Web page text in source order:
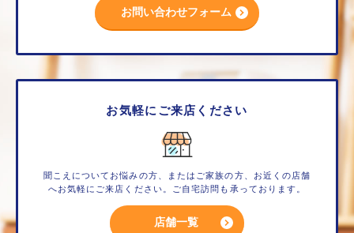
お問い合わせフォーム
お気軽にご来店ください
聞こえについてお悩みの方、またはご家族の方、お近くの店舗
へお気軽にご来店ください。ご自宅訪問も承っております。
店舗一覧